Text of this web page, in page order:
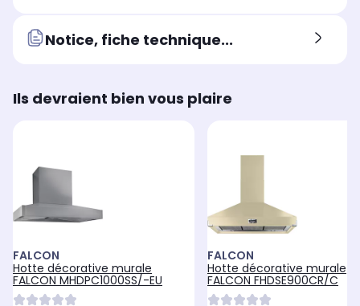
Notice, fiche technique...
Ils devraient bien vous plaire
FALCON
Hotte décorative murale
FALCON MHDPC1000SS/-EU
FALCON
Hotte décorative murale
FALCON FHDSE900CR/C